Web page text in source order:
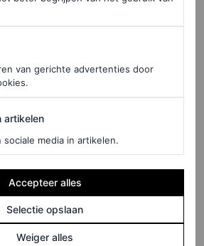
van gerichte advertenties door
artikelen
sociale media in artikelen.
Accepteer alles
Selectie opslaan
Weiger alles